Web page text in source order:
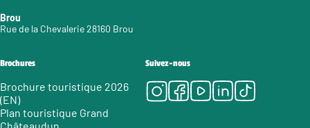
Brou
Rue de la Chevalerie 28160 Brou
Brochures
Brochure touristique 2026
(EN)
Plan touristique Grand
Suivez-nous
Instagram
Facebook
Youtube
LinkedIn
Tiktok